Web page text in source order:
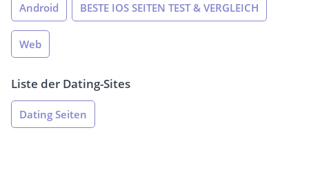
Android BESTE IOS SEITEN TEST & VERGLEICH
Web
Liste der Dating-Sites
Dating Seiten